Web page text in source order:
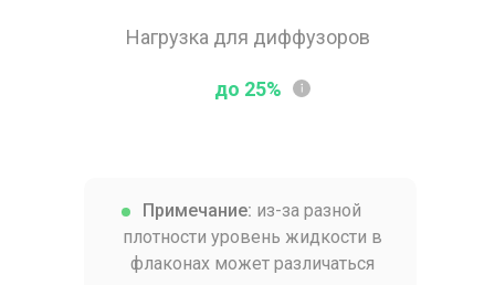
Нагрузка для диффузоров
до 25%
Примечание: из-за разной
плотности уровень жидкости в
флаконах может различаться